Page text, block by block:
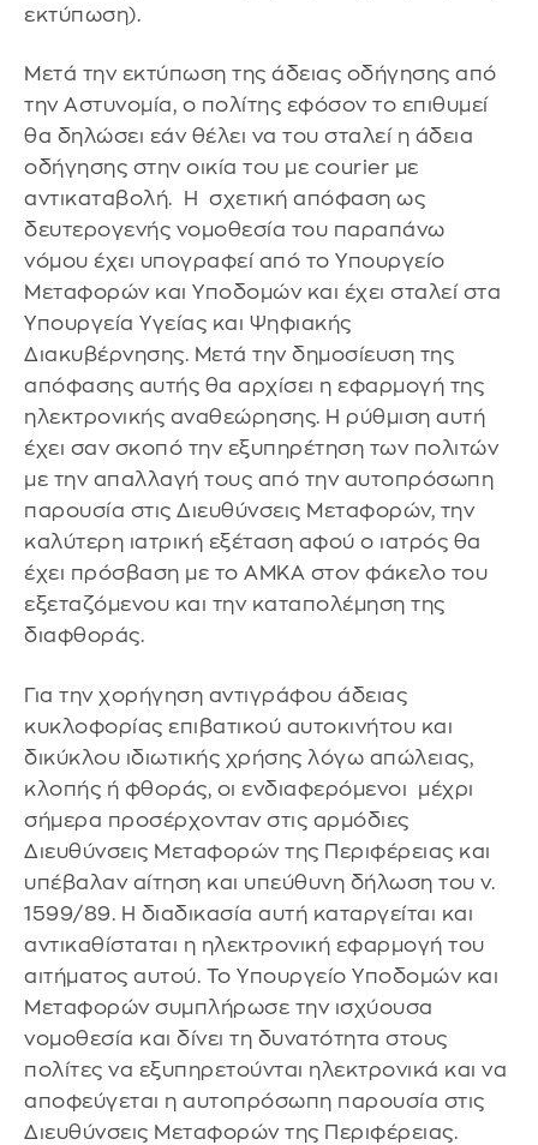
εκτύπωση).
Μετά την εκτύπωση της άδειας οδήγησης από
την Αστυνομία, ο πολίτης εφόσον το επιθυμεί
θα δηλώσει εάν θέλει να του σταλεί η άδεια
οδήγησης στην οικία του με courier με
αντικαταβολή. Η σχετική απόφαση ως
δευτερογενής νομοθεσία του παραπάνω
νόμου έχει υπογραφεί από το Υπουργείο
Μεταφορών και Υποδομών και έχει σταλεί στα
Υπουργεία Υγείας και Ψηφιακής
Διακυβέρνησης. Μετά την δημοσίευση της
απόφασης αυτής θα αρχίσει η εφαρμογή της
ηλεκτρονικής αναθεώρησης. Η ρύθμιση αυτή
έχει σαν σκοπό την εξυπηρέτηση των πολιτών
με την απαλλαγή τους από την αυτοπρόσωπη
παρουσία στις Διευθύνσεις Μεταφορών, την
καλύτερη ιατρική εξέταση αφού ο ιατρός θα
έχει πρόσβαση με το ΑΜΚΑ στον φάκελο του
εξεταζόμενου και την καταπολέμηση της
διαφθοράς.
Για την χορήγηση αντιγράφου άδειας
κυκλοφορίας επιβατικού αυτοκινήτου και
δικύκλου ιδιωτικής χρήσης λόγω απώλειας,
κλοπής ή φθοράς, οι ενδιαφερόμενοι μέχρι
σήμερα προσέρχονταν στις αρμόδιες
Διευθύνσεις Μεταφορών της Περιφέρειας και
υπέβαλαν αίτηση και υπεύθυνη δήλωση του ν.
1599/89. Η διαδικασία αυτή καταργείται και
αντικαθίσταται η ηλεκτρονική εφαρμογή του
αιτήματος αυτού. Το Υπουργείο Υποδομών και
Μεταφορών συμπλήρωσε την ισχύουσα
νομοθεσία και δίνει τη δυνατότητα στους
πολίτες να εξυπηρετούνται ηλεκτρονικά και να
αποφεύγεται η αυτοπρόσωπη παρουσία στις
Διευθύνσεις Μεταφορών της Περιφέρειας.